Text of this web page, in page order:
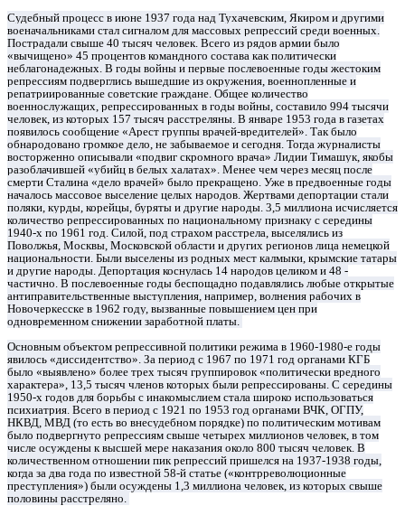
Судебный процесс в июне 1937 года над Тухачевским, Якиром и другими
военачальниками стал сигналом для массовых репрессий среди военных.
Пострадали свыше 40 тысяч человек. Всего из рядов армии было
«вычищено» 45 процентов командного состава как политически
неблагонадежных. В годы войны и первые послевоенные годы жестоким
репрессиям подверглись вышедшие из окружения, военнопленные и
репатриированные советские граждане. Общее количество
военнослужащих, репрессированных в годы войны, составило 994 тысячи
человек, из которых 157 тысяч расстреляны. В январе 1953 года в газетах
появилось сообщение «Арест группы врачей-вредителей». Так было
обнародовано громкое дело, не забываемое и сегодня. Тогда журналисты
восторженно описывали «подвиг скромного врача» Лидии Тимашук, якобы
разоблачившей «убийц в белых халатах». Менее чем через месяц после
смерти Сталина «дело врачей» было прекращено. Уже в предвоенные годы
началось массовое выселение целых народов. Жертвами депортации стали
поляки, курды, корейцы, буряты и другие народы. 3,5 миллиона исчисляется
количество репрессированных по национальному признаку с середины
1940-х по 1961 год. Силой, под страхом расстрела, выселялись из
Поволжья, Москвы, Московской области и других регионов лица немецкой
национальности. Были выселены из родных мест калмыки, крымские татары
и другие народы. Депортация коснулась 14 народов целиком и 48 -
частично. В послевоенные годы беспощадно подавлялись любые открытые
антиправительственные выступления, например, волнения рабочих в
Новочеркесске в 1962 году, вызванные повышением цен при
одновременном снижении заработной платы.
Основным объектом репрессивной политики режима в 1960-1980-е годы
явилось «диссидентство». За период с 1967 по 1971 год органами КГБ
было «выявлено» более трех тысяч группировок «политически вредного
характера», 13,5 тысяч членов которых были репрессированы. С середины
1950-х годов для борьбы с инакомыслием стала широко использоваться
психиатрия. Всего в период с 1921 по 1953 год органами ВЧК, ОГПУ,
НКВД, МВД (то есть во внесудебном порядке) по политическим мотивам
было подвергнуто репрессиям свыше четырех миллионов человек, в том
числе осуждены к высшей мере наказания около 800 тысяч человек. В
количественном отношении пик репрессий пришелся на 1937-1938 годы,
когда за два года по известной 58-й статье («контрреволюционные
преступления») были осуждены 1,3 миллиона человек, из которых свыше
половины расстреляно.